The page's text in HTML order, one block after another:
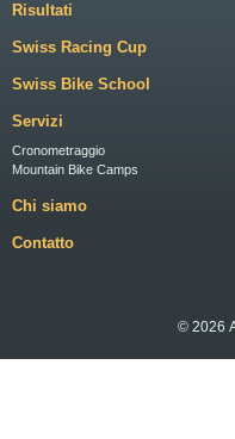
Risultati
Swiss Racing Cup
Swiss Bike School
Servizi
Cronometraggio
Mountain Bike Camps
Chi siamo
Contatto
© 2026